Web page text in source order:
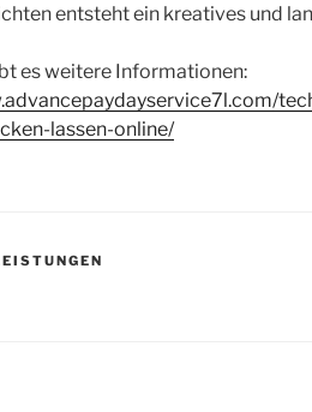
entsteht ein kreatives und
es weitere Informationen:
lassen-online/